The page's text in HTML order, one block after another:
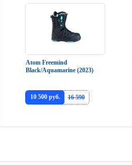
Atom Freemind
Black/Aquamarine (2023)
10 500 руб. 16 590